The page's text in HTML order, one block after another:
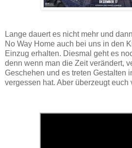
Lange dauert es nicht mehr und
No Way Home auch bei uns in den
Einzug erhalten. Diesmal geht es
denn wenn man die Zeit verändert,
Geschehen und es treten Gestalten
vergessen hat. Aber überzeugt euch